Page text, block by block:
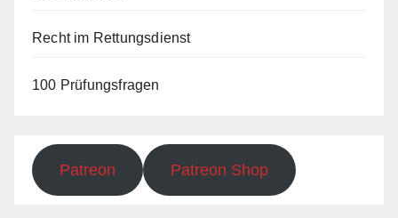
Recht im Rettungsdienst
100 Prüfungsfragen
Patreon Patreon Shop